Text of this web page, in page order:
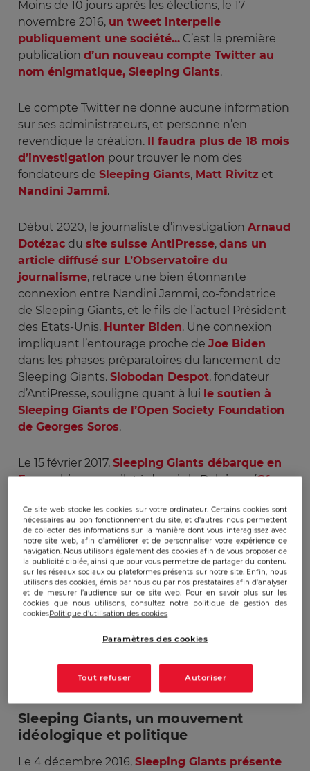
Moins de 10 jours après les élections, le 17
novembre 2016, un tweet interpelle
publiquement une société... C’est la première
publication d’un nouveau compte Twitter au
nom énigmatique, Sleeping Giants.
Le compte Twitter ne donne aucune information
sur ses administrateurs, et personne n’en
revendique la création. Il faudra plus de 18 mois
d’investigation pour trouver le nom des
fondateurs de Sleeping Giants, Matt Rivitz et
Nandini Jammi.
Début 2020, le journaliste d’investigation Arnaud
Dotézac du site suisse AntiPresse, dans un
article diffusé sur L’Observatoire du
journalisme, retrace une bien étonnante
connexion entre Nandini Jammi, co-fondatrice
de Sleeping Giants, et le fils de l’actuel Président
des Etats-Unis, Hunter Biden. Une connexion
impliquant l’entourage proche de Joe Biden
dans les phases préparatoires du lancement de
Sleeping Giants. Slobodan Despot, fondateur
d’AntiPresse, souligne quant à lui le soutien à
Sleeping Giants de l’Open Society Foundation
de Georges Soros.
Le 15 février 2017, Sleeping Giants débarque en
Francebien que piloté depuis la Belgique (Cf
Paradoxalement,le compte Twitter de Sleeping
Giants en Belgique est inactif depuis plus de 4
ans.
Le mouvement est également présentau Brésil
au Canada,en Espagne,aux Pays-Bas, en Inde,
en Allemagne,au Pérou, etc. De toute évidence
mondial au service de l’expansionnisme
idéologique démocrate américain.
Sleeping Giants, un mouvement
idéologique et politique
Le 4 décembre 2016, Sleeping Giants présente
Ce site web stocke les cookies sur votre ordinateur. Certains cookies sont
nécessaires au bon fonctionnement du site, et d’autres nous permettent
de collecter des informations sur la manière dont vous interagissez avec
notre site web, afin d’améliorer et de personnaliser votre expérience de
navigation. Nous utilisons également des cookies afin de vous proposer de
la publicité ciblée, ainsi que pour vous permettre de partager du contenu
sur les réseaux sociaux ou plateformes présents sur notre site. Enfin, nous
utilisons des cookies, émis par nous ou par nos prestataires afin d’analyser
et de mesurer l’audience sur ce site web. Pour en savoir plus sur les
cookies que nous utilisons, consultez notre politique de gestion des
cookiesPolitique d'utilisation des cookies
Paramètres des cookies
Tout refuser Autoriser